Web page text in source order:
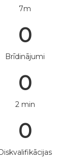
7m
0
Brīdinājumi
0
2 min
0